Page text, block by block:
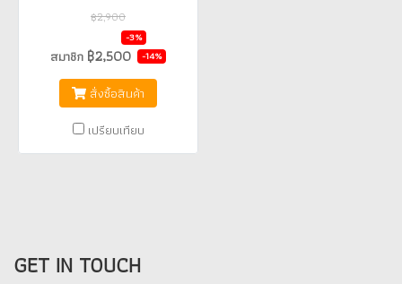
฿2,900
-3%
สมาชิก ฿2,500 -14%
สั่งซื้อสินค้า
เปรียบเทียบ
GET IN TOUCH